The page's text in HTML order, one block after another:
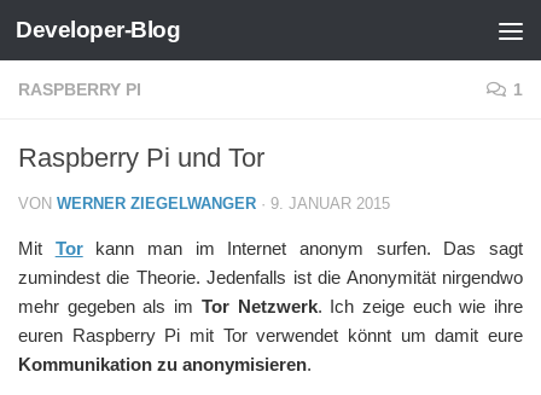
Zum Inhalt springen
Developer-Blog
RASPBERRY PI 1
Raspberry Pi und Tor
VON WERNER ZIEGELWANGER · 9. JANUAR 2015
Mit Torkann man im Internet anonym surfen. Das sagt
zumindest die Theorie. Jedenfalls ist die Anonymität nirgendwo
mehr gegeben als im Tor Netzwerk. Ich zeige euch wie ihre
euren Raspberry Pi mit Tor verwendet könnt um damit eure
Kommunikation zu anonymisieren.